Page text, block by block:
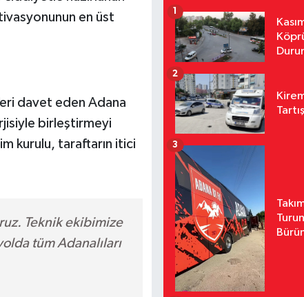
en üst
davet eden Adana
birleştirmeyi
kurulu, taraftarın itici
Teknik ekibimize
tüm Adanalıları
1
2
3